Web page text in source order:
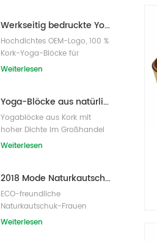
Werkseitig bedruckte Yoga-Blöcke/Ziegel aus Naturkork mit Eigenmarke
Hochdichtes OEM-Logo, 100 %
Kork-Yoga-Blöcke für
Übungen
Weiterlesen
Yoga-Blöcke aus natürlichem Kork, 10,2 x 15,2 x 22,9 cm, natürliche, rutschfeste Steine
Yogablöcke aus Kork mit
hoher Dichte im Großhandel
Weiterlesen
2018 Mode Naturkautschuk individuell bedruckte Wildleder Yogamatten Großhandel
ECO-freundliche
Naturkautschuk-Frauen
bedruckte Wildleder-Yoga-
Weiterlesen